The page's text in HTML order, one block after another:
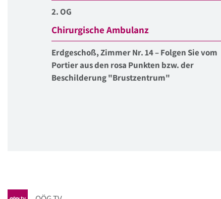
2. OG
Chirurgische Ambulanz
Erdgeschoß, Zimmer Nr. 14 – Folgen Sie vom
Portier aus den rosa Punkten bzw. der
Beschilderung "Brustzentrum"